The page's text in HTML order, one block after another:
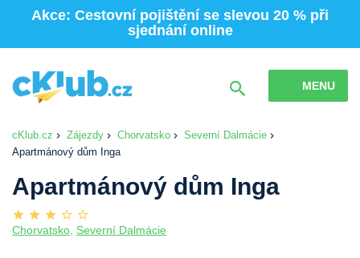
Akce: Cestovní pojištění se slevou 20 % při
sjednání online
MENU
cKlub.cz Zájezdy Chorvatsko
Severní Dalmácie
Apartmánový dům Inga
Apartmánový dům Inga
Chorvatsko, Severní Dalmácie